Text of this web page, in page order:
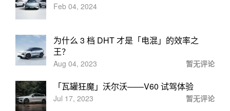
Feb 04, 2024
为什么 3 档 DHT 才是「电混」的效率之
王？
Aug 04, 2023 暂无评论
「瓦罐狂魔」沃尔沃——V60 试驾体验
Jul 17, 2023 暂无评论